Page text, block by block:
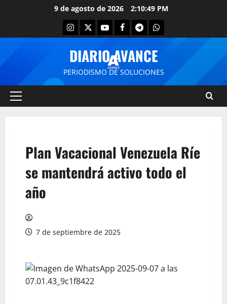
9 de agosto de 2026 2:10:49 PM
DIARIO AVANCE
PERIODISMO DE SOLUCIONES
Plan Vacacional Venezuela Ríe
se mantendrá activo todo el
año
7 de septiembre de 2025